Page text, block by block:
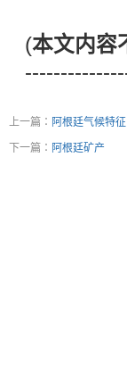
(本文内容
上一篇： 阿根廷气候特征
下一篇： 阿根廷矿产